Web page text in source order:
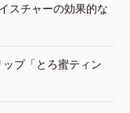
スチャーの効果的な
ップ「とろ蜜ティン